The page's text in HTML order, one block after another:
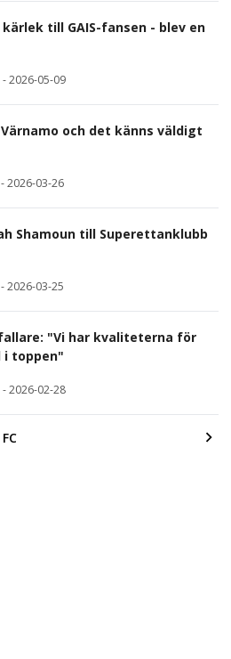
till GAIS-fansen - blev en
-2026-05-09
Värnamo och det känns väldigt
-2026-03-26
Shamoun till Superettanklubb
-2026-03-25
"Vi har kvaliteterna för
i toppen"
-2026-02-28